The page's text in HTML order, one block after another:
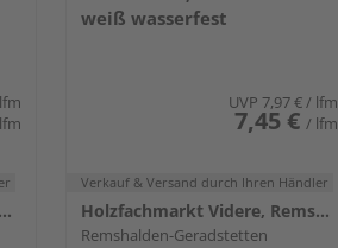
Holzfachmarkt Videre, Remshalden
weiß wasserfest
UVP 7,97 €/ lfm
7,45 € / lfm
Verkauf & Versand durch Ihren Händler
Holzfachmarkt Videre, Remshalden
Remshalden-Geradstetten